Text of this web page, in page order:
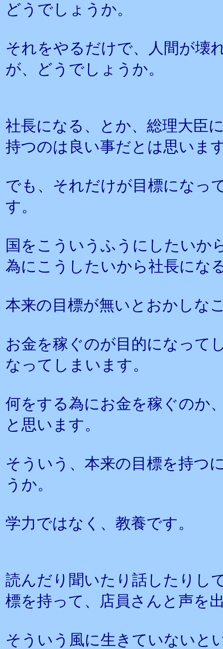
どうでしょうか。
それをやるだけで、人間が壊
が、どうでしょうか。
社長になる、とか、総理大臣
持つのは良い事だとは思いま
でも、それだけが目標になっ
す。
国をこういうふうにしたいか
為にこうしたいから社長にな
本来の目標が無いとおかしな
お金を稼ぐのが目的になって
なってしまいます。
何をする為にお金を稼ぐのか
と思います。
そういう、本来の目標を持つ
うか。
学力ではなく、教養です。
読んだり聞いたり話したりし
標を持って、店員さんと声を
そういう風に生きていないと